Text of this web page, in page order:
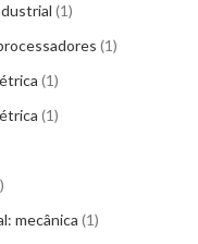
1
1
1
1
mecânica 1